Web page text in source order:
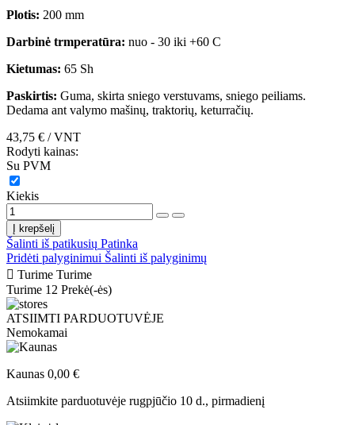
Plotis: 200 mm
Darbinė trmperatūra: nuo - 30 iki +60 C
Kietumas: 65 Sh
Paskirtis: Guma, skirta sniego verstuvams, sniego peiliams.
Dedama ant valymo mašinų, traktorių, keturračių.
43,75 € / VNT
Rodyti kainas:
Su PVM
Kiekis
Į krepšelį
Šalinti iš patikusių Patinka
Pridėti palyginimui Šalinti iš palyginimų
 Turime Turime
Turime 12 Prekė(-ės)
ATSIIMTI PARDUOTUVĖJE
Nemokamai
Kaunas 0,00 €
Atsiimkite parduotuvėje rugpjūčio 10 d., pirmadienį